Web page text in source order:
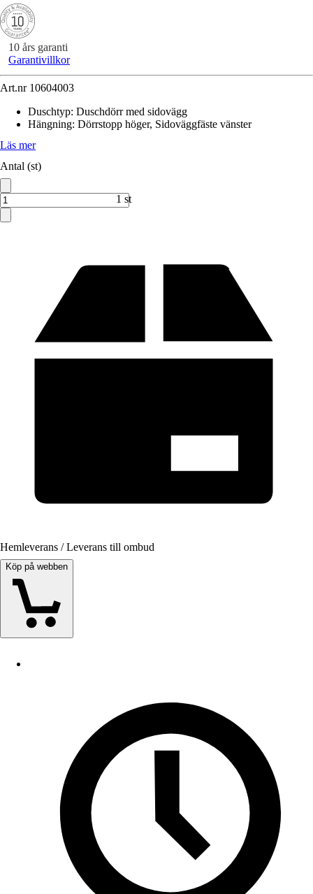
10 års garanti
Garantivillkor
Art.nr 10604003
Duschtyp: Duschdörr med sidovägg
Hängning: Dörrstopp höger, Sidoväggfäste vänster
Läs mer
Antal (st)
1 st
Hemleverans / Leverans till ombud
Köp på webben